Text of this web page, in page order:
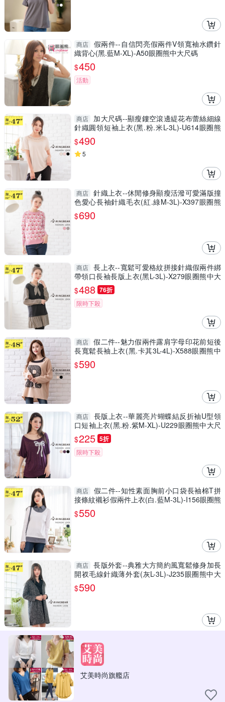
商店
假兩件--自信閃亮假兩件V領寬袖水鑽針
織背心(黑.藍M-XL)-A50眼圈熊中大尺碼
$450
活動
商店
加大尺碼--顯瘦鏤空滾邊緹花布蕾絲細線
針織圓領短袖上衣(黑.粉.米L-3L)-U614眼圈熊
中大尺碼
$490
5
商店 針織上衣--休閒修身顯瘦活潑可愛滿版撞
色愛心長袖針織毛衣(紅.綠M-3L)-X397眼圈熊
中大尺碼
$690
商店 長上衣--寬鬆可愛格紋拼接針織假兩件綁
帶領口長袖長版上衣(黑L-3L)-X279眼圈熊中大
尺碼
$488 76折
限時下殺
商店 假二件--魅力假兩件露肩字母印花前短後
長寬鬆長袖上衣(黑.卡其3L-4L)-X588眼圈熊中
大尺碼
$590
商店
長版上衣--華麗亮片蝴蝶結反折袖U型領
口短袖上衣(黑.粉.紫M-XL)-U229眼圈熊中大尺
碼
$225 5折
限時下殺
商店
假二件--知性素面胸前小口袋長袖棉T拼
接條紋襯衫假兩件上衣(白.藍M-3L)-I156眼圈熊
中大尺碼
$550
商店 長版外套--典雅大方簡約風寬鬆修身加長
開衩毛線針織薄外套(灰L-3L)-J235眼圈熊中大
尺碼
$590
艾美時尚旗艦店